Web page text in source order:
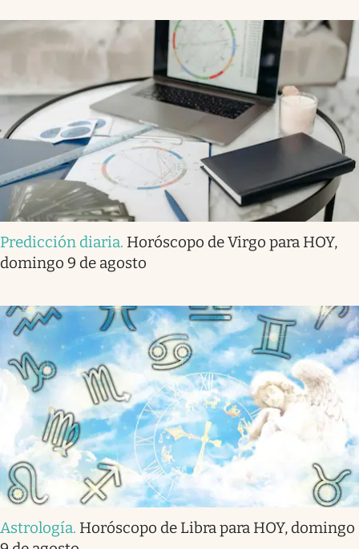
Predicción diaria. Horóscopo de Virgo para HOY,
domingo 9 de agosto
Astrología. Horóscopo de Libra para HOY, domingo